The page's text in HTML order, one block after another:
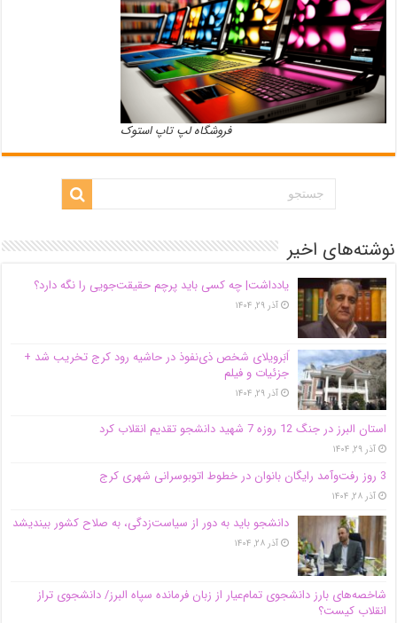
فروشگاه لپ تاپ استوک
نوشته‌های اخیر
یادداشت| ‌چه کسی باید پرچم حقیقت‌جویی را نگه دارد؟
آذر ۲۹, ۱۴۰۴
اَبَر‌ویلای شخص ذی‌نفوذ در حاشیه‌ رود کرج تخریب شد +
جزئیات و فیلم
آذر ۲۹, ۱۴۰۴
استان البرز در جنگ 12 روزه 7 شهید دانشجو تقدیم انقلاب کرد
آذر ۲۹, ۱۴۰۴
3 روز رفت‌وآمد رایگان بانوان در خطوط اتوبوسرانی شهری کرج
آذر ۲۸, ۱۴۰۴
دانشجو باید به دور از سیاست‌زدگی، به صلاح کشور بیندیشد
آذر ۲۸, ۱۴۰۴
شاخصه‌های بارز دانشجوی تمام‌عیار از زبان فرمانده سپاه البرز/ دانشجوی تراز
انقلاب کیست؟